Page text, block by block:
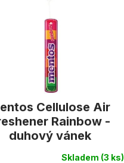
Cellulose Air
Rainbow -
duhový vánek
Skladem (3 ks)